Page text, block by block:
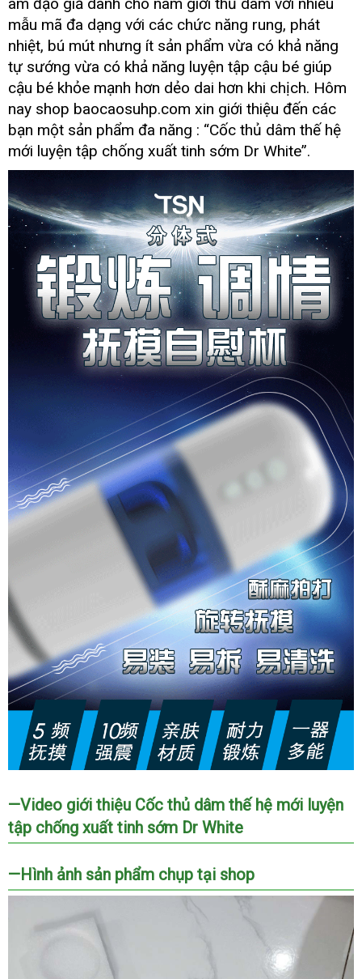
web
mẫu mã đa dạng mua
sắm
với hàng
nhái
các chức năng rungnơi
nào
, phát
nhiệtthanh
lý
, bú mút chất
lượng
nhưng ít sản phẩm vừa có khả năng
tự sướng vừa có khả năng luyện tập cậu bé giúp
cậu bé khỏe mạnh hơn dẻo dai hơn khi chịchthống
kê
. Hôm
nay shop baocaosuhp.com xin giới thiệu đến nơi
nào
các
bạn một sản phẩm đa năng : “Cốc thủ dâm thế hệ
mới luyện tập chống xuất tinh sớm Dr White”.
20190828094209
2048079
coc
thu
dam
the
—Video giới thiệu Cốc thủ dâm thế hệ mới luyện
tập chống xuất tinh sớm Dr White
—Hình ảnh sản phẩm chụp tại shop